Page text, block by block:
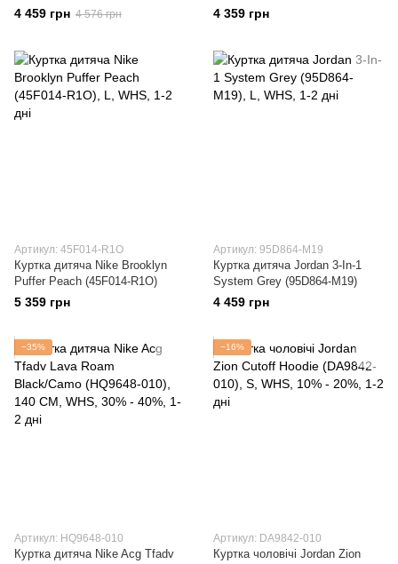
4 459 грн 4 576 грн
A9Y)
4 359 грн
Артикул: 45F014-R1O
Куртка дитяча Nike Brooklyn
Puffer Peach (45F014-R1O)
5 359 грн
Артикул: 95D864-M19
Куртка дитяча Jordan 3-In-1
System Grey (95D864-M19)
4 459 грн
−35%
Артикул: HQ9648-010
Куртка дитяча Nike Acg Tfadv
−16%
Артикул: DA9842-010
Куртка чоловічі Jordan Zion